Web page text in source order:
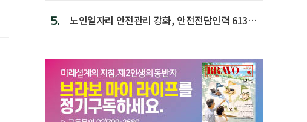
5.
노인일자리 안전관리 강화, 안전전담인력 613명